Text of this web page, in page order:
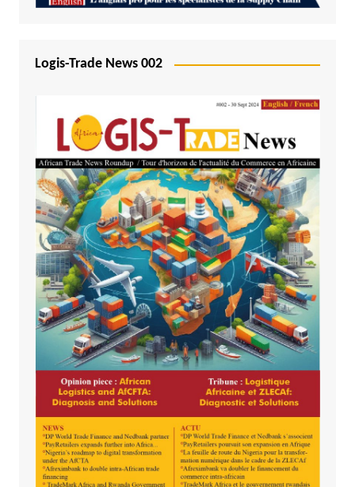
Logis-Trade News 002